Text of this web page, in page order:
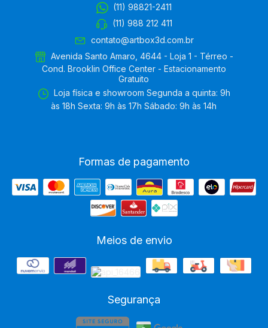
(11) 98821-2411
(11) 988 212 411
contato@artbox3d.com.br
Avenida Santo Amaro, 4644 - Loja 1 - Térreo -
Cond. Brooklin Office Center - Estacionamento
Gratuito
Loja física e showroom Segunda a quinta: 9h
às 18h Sexta: 9h às 17h Sábado: 9h às 14h
Formas de pagamento
Meios de envio
Segurança